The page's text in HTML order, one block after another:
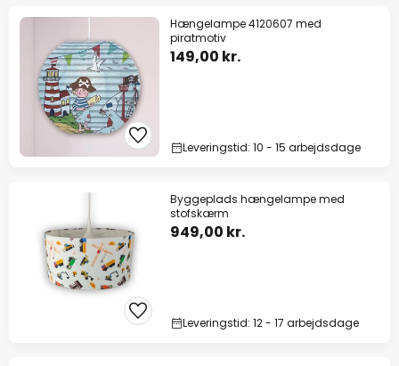
Hængelampe 4120607 med
piratmotiv
149,00 kr.
Leveringstid: 10 - 15 arbejdsdage
Byggeplads hængelampe med
stofskærm
949,00 kr.
Leveringstid: 12 - 17 arbejdsdage